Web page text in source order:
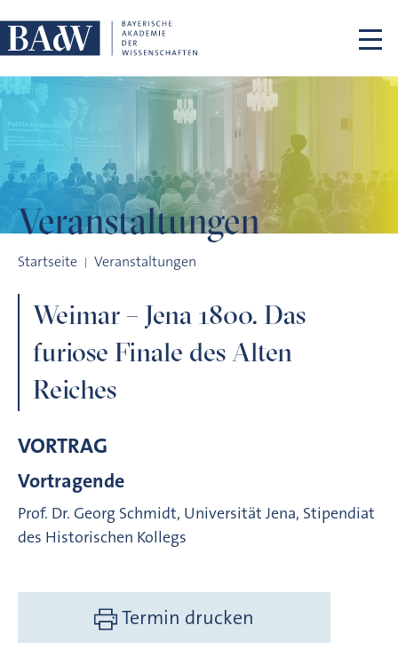
Veranstaltungen
Startseite Veranstaltungen
Weimar – Jena 1800. Das
furiose Finale des Alten
Reiches
VORTRAG
Vortragende
Prof. Dr. Georg Schmidt, Universität Jena, Stipendiat
des Historischen Kollegs
Termin drucken